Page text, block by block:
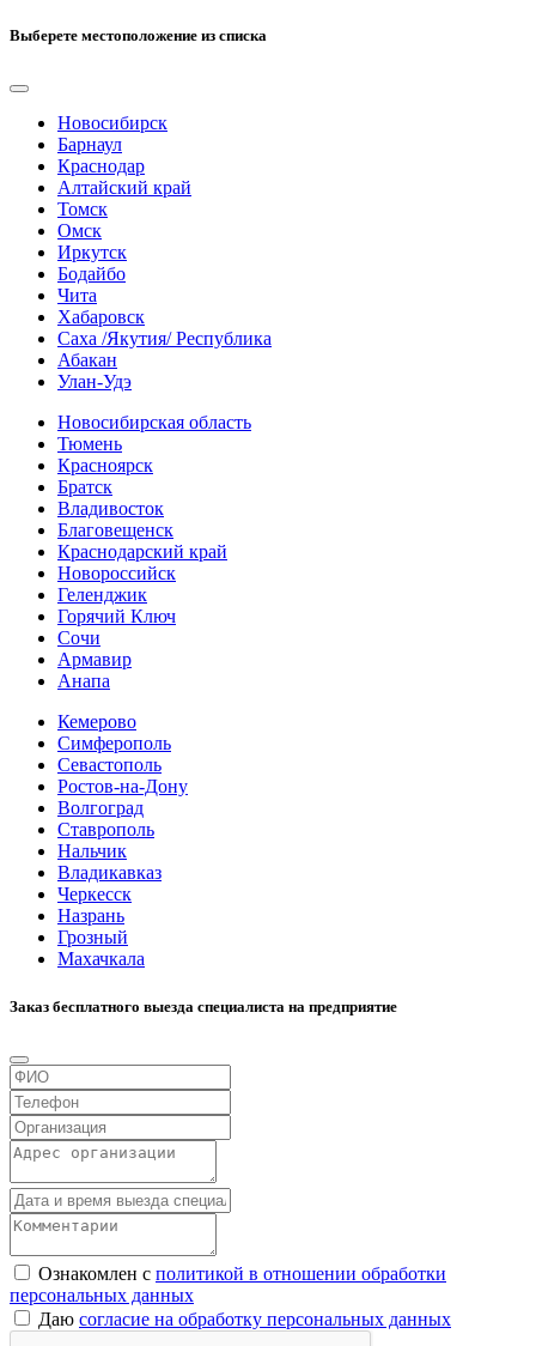
Выберете местоположение из списка
Новосибирск
Барнаул
Краснодар
Алтайский край
Томск
Омск
Иркутск
Бодайбо
Чита
Хабаровск
Саха /Якутия/ Республика
Абакан
Улан-Удэ
Новосибирская область
Тюмень
Красноярск
Братск
Владивосток
Благовещенск
Краснодарский край
Новороссийск
Геленджик
Горячий Ключ
Сочи
Армавир
Анапа
Кемерово
Симферополь
Севастополь
Ростов-на-Дону
Волгоград
Ставрополь
Нальчик
Владикавказ
Черкесск
Назрань
Грозный
Махачкала
Заказ бесплатного выезда специалиста на предприятие
Ознакомлен с политикой в отношении обработки
персональных данных
Даю согласие на обработку персональных данных